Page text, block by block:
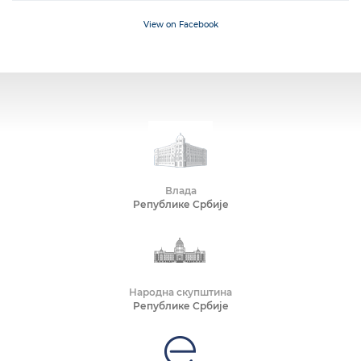
View on Facebook
Влада
Републике Србије
Народна скупштина
Републике Србије